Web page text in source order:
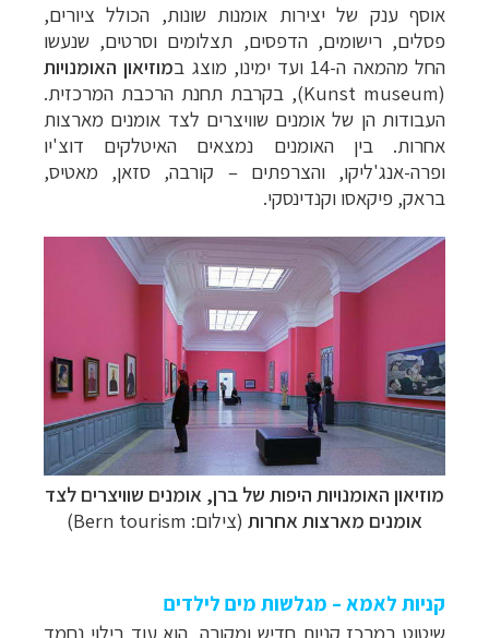
אוסף ענק של יצירות אומנות שונות, הכולל ציורים,
פסלים, רישומים, הדפסים, תצלומים וסרטים, שנעשו
החל מהמאה ה-14 ועד ימינו, מוצג ב
מוזיאון האומנויות
(
Kunst museum), בקרבת תחנת הרכבת המרכזית.
העבודות הן של אומנים שוויצרים לצד אומנים מארצות
אחרות. בין האומנים נמצאים האיטלקים דוצ'יו
ופרה-אנג'ליקו, והצרפתים– קורבה, סזאן, מאטיס,
בראק, פיקאסו וקנדינסקי.
מוזיאון האומנויות היפות של ברן, אומנים שוויצרים לצד
אומנים מארצות אחרות (צילום: Bern tourism)
קניות לאמא – מגלשות מים לילדים
שיטוט במרכז קניות חדיש ומקורה, הוא עוד בילוי נחמד